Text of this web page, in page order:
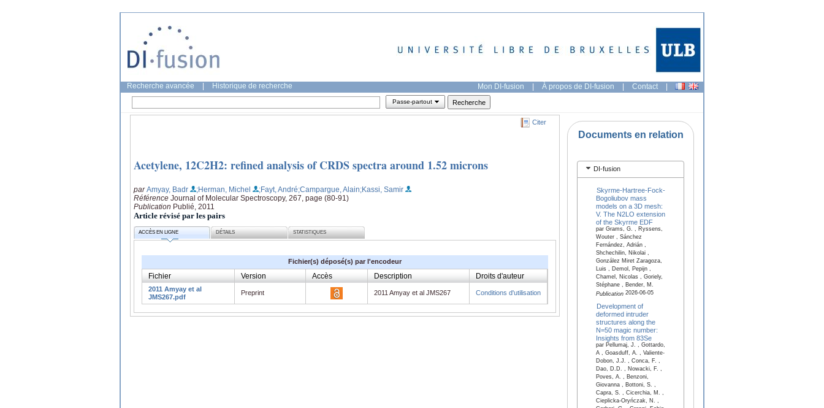
Recherche avancée Historique de recherche Mon DI-fusion | À propos de DI-fusion | Contact |
Passe-partout
Citer
Acetylene, 12C2H2: refined analysis of CRDS spectra around 1.52 microns
parAmyay, Badr ;Herman, Michel ;Fayt, André;Campargue, Alain;Kassi, Samir
Référence Journal of Molecular Spectroscopy, 267, page (80-91)
Publication Publié, 2011
Article révisé par les pairs
ACCÈS EN LIGNE DÉTAILS STATISTIQUES
Fichier(s) déposé(s) par l'encodeur
Fichier Version Accès Description Droits d'auteur
2011 Amyay et al
JMS267.pdf
Preprint 2011 Amyay et al JMS267 Conditions d'utilisation
Documents en relation
DI-fusion
Skyrme-Hartree-Fock-
Bogoliubov mass
models on a 3D mesh:
V. The N2LO extension
of the Skyrme EDF
par Grams, G. , Ryssens,
Wouter , Sánchez
Fernández, Adrián ,
Shchechilin, Nikolai ,
González Miret Zaragoza,
Luis , Demol, Pepijn ,
Chamel, Nicolas , Goriely,
Stéphane , Bender, M.
Publication2026-06-05
Development of
deformed intruder
structures along the
N=50 magic number:
Insights from 83Se
par Pellumaj, J. , Gottardo,
A , Goasduff, A. , Valiente-
Dobon, J.J. , Conca, F. ,
Dao, D.D. , Nowacki, F. ,
Poves, A. , Benzoni,
Giovanna , Bottoni, S. ,
Capra, S. , Cicerchia, M. ,
Cieplicka-Oryńczak, N. ,